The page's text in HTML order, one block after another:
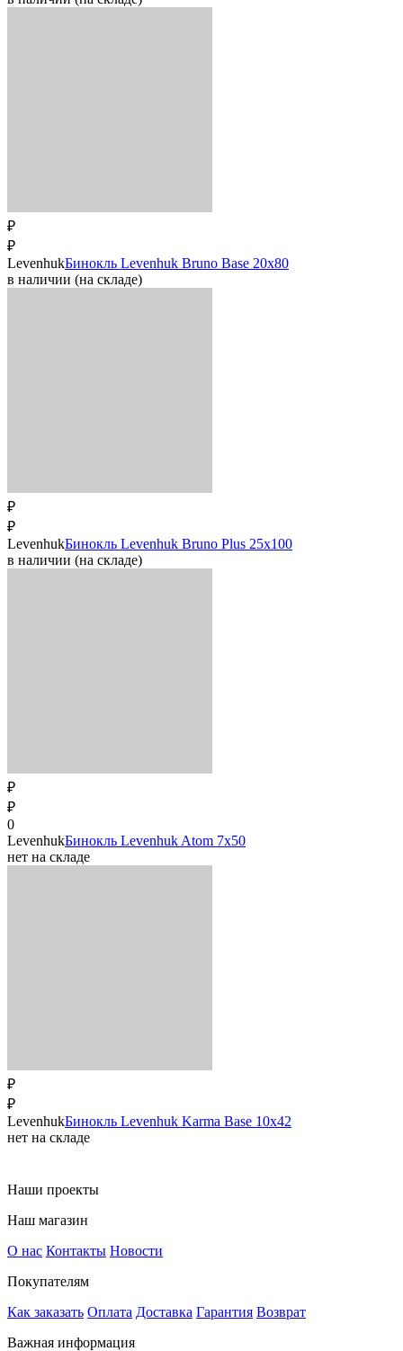
₽
₽
LevenhukБинокль Levenhuk Bruno Base 20x80
в наличии (на складе)
₽
₽
LevenhukБинокль Levenhuk Bruno Plus 25x100
в наличии (на складе)
₽
₽
0
LevenhukБинокль Levenhuk Atom 7х50
нет на складе
₽
₽
LevenhukБинокль Levenhuk Karma Base 10х42
нет на складе
Наши проекты
Наш магазин
О нас Контакты Новости
Покупателям
Как заказать Оплата Доставка Гарантия Возврат
Важная информация